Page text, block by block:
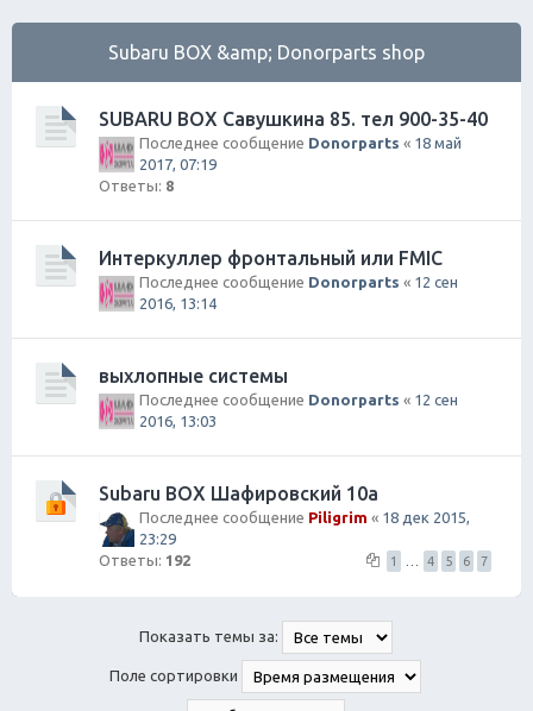
Subaru BOX &amp; Donorparts shop
SUBARU BOX Савушкина 85. тел 900-35-40
Последнее сообщение Donorparts « 18 май
2017, 07:19
Ответы: 8
Интеркуллер фронтальный или FMIC
Последнее сообщение Donorparts « 12 сен
2016, 13:14
выхлопные системы
Последнее сообщение Donorparts « 12 сен
2016, 13:03
Subaru BOX Шафировский 10а
Последнее сообщение Piligrim « 18 дек 2015,
23:29
Ответы: 192 1 4 5 6 7
Показать темы за:
Поле сортировки